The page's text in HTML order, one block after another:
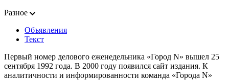
Разное
Объявления
Текст
Первый номер делового еженедельника «Город N» вышел 25
сентября 1992 года. В 2000 году появился сайт издания. К
аналитичности и информированности команда «Города N»